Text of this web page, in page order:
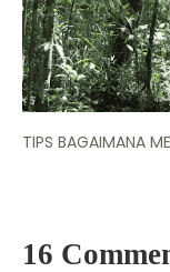
TIPS BAGAIMANA
16